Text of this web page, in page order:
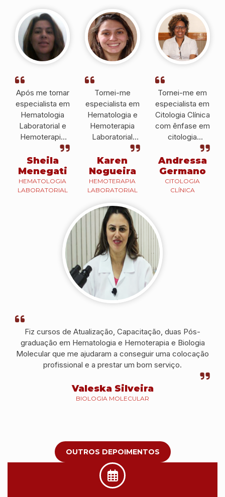
Após me tornar
especialista em
Hematologia
Laboratorial e
Hemoterapia
pelo IPESSP fui
convidada a ser
docente no
CEUNSP, em
Itu.
Sheila
Menegati
HEMATOLOGIA
LABORATORIAL
Tornei-me
especialista em
Hematologia e
Hemoterapia
Laboratorial
pelo IPESSP e
atualmente, sou
docente do
IPESSP e
também em
outras
instituições.
Karen
Nogueira
HEMOTERAPIA
LABORATORIAL
Tornei-me em
especialista em
Citologia Clínica
com ênfase em
citologia
cérvico-vaginal
pelo IPESSP e
atualmente é
Histotécnica no
Hospital
Andressa
Germano
CITOLOGIA
CLÍNICA
Fiz cursos de Atualização, Capacitação, duas Pós-
graduação em Hematologia e Hemoterapia e Biologia
Molecular que me ajudaram a conseguir uma colocação
profissional e a prestar um bom serviço.
Valeska Silveira
BIOLOGIA MOLECULAR
OUTROS DEPOIMENTOS